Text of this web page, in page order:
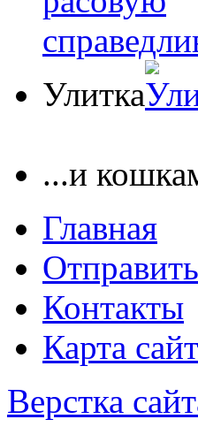
Улитка
...и
Главная
Контакты
Карта
Верстка